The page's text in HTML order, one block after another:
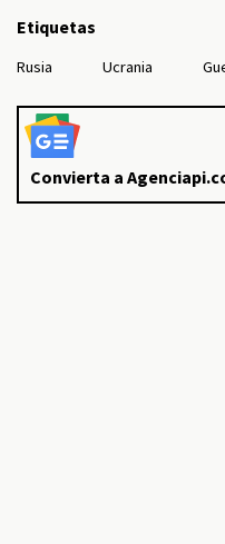
Etiquetas
Rusia Ucrania
Convierta a